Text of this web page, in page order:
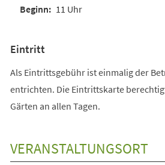
11 Uhr
Eintritt
Als Eintrittsgebühr ist einmalig der
entrichten. Die Eintrittskarte
Gärten an allen Tagen.
VERANSTALTUNGSORT